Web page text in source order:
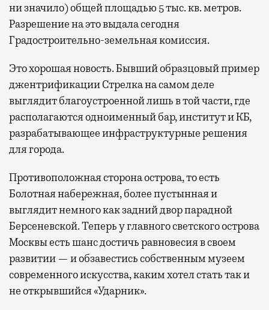
ни значило) общей площадью 5 тыс. кв. метров.
Разрешение на это выдала сегодня
Градостроительно-земельная комиссия.
Это хорошая новость. Бывший образцовый пример
джентрификации Стрелка на самом деле
выглядит благоустроенной лишь в той части, где
располагаются одноименный бар, институт и КБ,
разрабатывающее инфраструктурные решения
для города.
Противоположная сторона острова, то есть
Болотная набережная, более пустынная и
выглядит немного как задний двор парадной
Берсеневской. Теперь у главного светского острова
Москвы есть шанс достичь равновесия в своем
развитии — и обзавестись собственным музеем
современного искусства, каким хотел стать так и
не открывшийся «Ударник».